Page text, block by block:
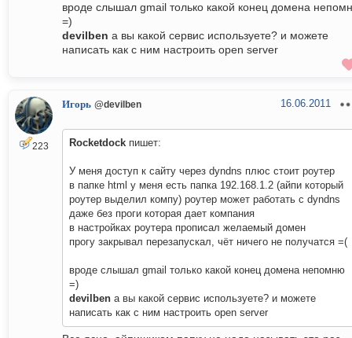
вроде слышал gmail только какой конец домена
=)
devilben а вы какой сервис используете? и можете
написать как с ним настроить open server
223
Игорь @devilben 16.06.2011
Rocketdock пишет:
У меня доступ к сайту через dyndns плюс стоит роутер
в папке html у меня есть папка 192.168.1.2 (айпи который
роутер выделил компу) роутер может работать c dyndns
даже без проги которая дает компания
в настройках роутера прописал желаемый домен
прогу закрывал перезапускал, чёт ничего не получатся =(
вроде слышал gmail только какой конец домена непомню
=)
devilben а вы какой сервис используете? и можете
написать как с ним настроить open server